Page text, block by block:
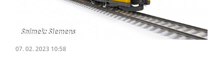
07. 02. 2023 10:58